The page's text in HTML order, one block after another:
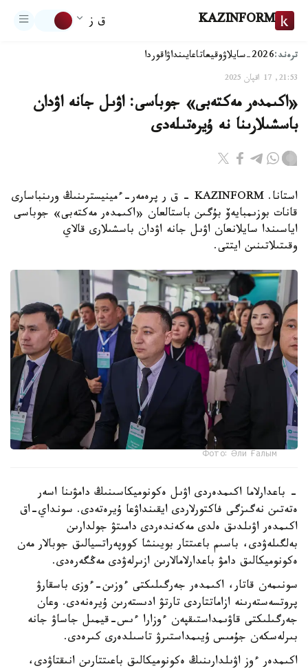
KAZINFORM ق ز
ترەند:2026-سايلاۋ وقيعاتاعايىنداۋاقوردا
21:53, 17 اقپان 2025
«اكىمدەر مەكتەبى» جوباسى: اۋىل جانە اۋدان
باسشىلارىنا نە ۇيرەتىلەدى
استانا. KAZINFORM - ق ر پرەمەر-ءمينيسترىنىڭ ورىنباسارى
قانات بوزىمبايەۆ بۇگىن باستالعان «اكىمدەر مەكتەبى» جوباسى
اياسىندا سايلانعان اۋىل جانە اۋدان باسشىلارى قالاي
وقىتىلاتىنىن ايتتى.
Фото: Әли Ғалым
- باعدارلاما اكىمدەردى اۋىل ەكونوميكاسىنىڭ دامۋىنا اسەر
ەتەتىن نەگىزگى فاكتورلاردى ايقىنداۋعا ۇيرەتەدى. سونداي-اق
اكىمدەر اۋىلدىق ەلدى مەكەندەردى دامىتۋ جولدارىن
بەلگىلەۋدى، باسىم باعىتتار بويىنشا كووپەراتسيالىق جوبالار مەن
ەكونوميكالىق دامۋ باعدارلامالارىن ازىرلەۋدى مەڭگەرەدى.
سونىمەن قاتار، اكىمدەر جەرگىلىكتى ءوزىن-ءوزى باسقارۋ
پروتسەستەرىنە ازاماتتاردى تارتۋ ادىستەرىن ۇيرەنەدى. وعان
جەرگىلىكتى قاۋىمداستىقپەن ءوزارا ءىس-قيمىل جاساۋ جانە
بىرلەسكەن جۇمىس ۇيىمداستىرۋ تاسىلدەرى كىرەدى.
اكىمدەر ءوز اۋىلدارىنىڭ ەكونوميكالىق باعىتتارىن انىقتاۋدى،